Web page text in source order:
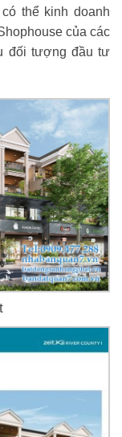
thể kinh doanh
của các
đối tượng đầu tư